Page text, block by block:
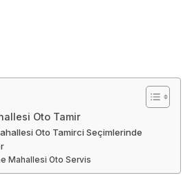
Oto Tamir
Oto Tamirci Seçimlerinde
Mahallesi Oto Servis